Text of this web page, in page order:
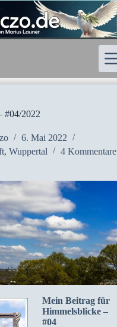
#04/2022
6. Mai 2022
, Wuppertal 4 Kommentare
Mein Beitrag für
Himmelsblicke –
#04